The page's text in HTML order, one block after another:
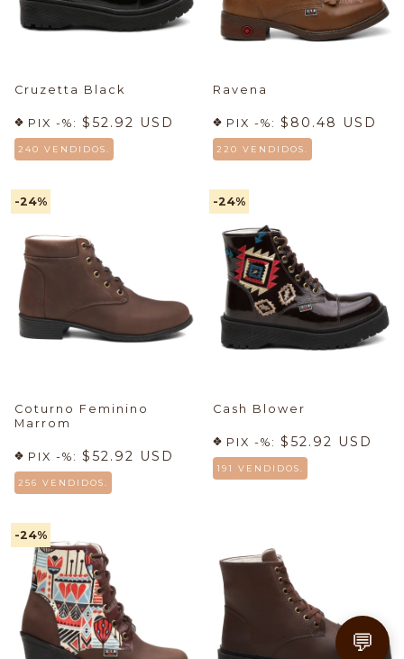
Cruzetta Black
PIX -%: $52.92 USD
240 VENDIDOS.
Ravena
PIX -%: $80.48 USD
220 VENDIDOS.
-24%
Coturno Feminino
Marrom
PIX -%: $52.92 USD
256 VENDIDOS.
-24%
Cash Blower
PIX -%: $52.92 USD
191 VENDIDOS.
-24%
💬